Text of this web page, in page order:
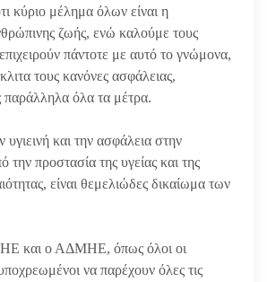
κύριο μέλημα όλων είναι η
ζωής, ενώ καλούμε τους
πάντοτε με αυτό το γνώμονα,
τους κανόνες ασφάλειας,
παράλληλα όλα τα μέτρα.
υγιεινή και την ασφάλεια στην
την προστασία της υγείας και της
είναι θεμελιώδες δικαίωμα των
και ο ΑΔΜΗΕ, όπως όλοι οι
να παρέχουν όλες τις